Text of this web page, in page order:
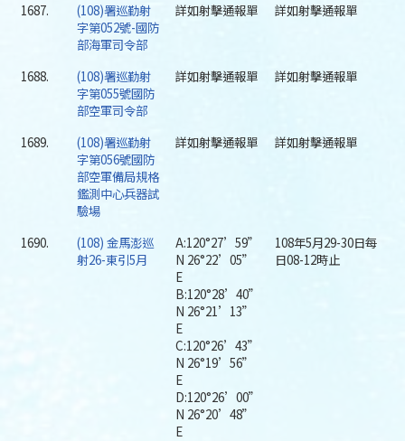
1687.
(108)署巡勤射
字第052號-國防
部海軍司令部
詳如射擊通報單 詳如射擊通報單
1688.
(108)署巡勤射
字第055號國防
部空軍司令部
詳如射擊通報單 詳如射擊通報單
1689.
(108)署巡勤射
字第056號國防
部空軍備局規格
鑑測中心兵器試
驗場
詳如射擊通報單 詳如射擊通報單
1690.
(108) 金馬澎巡
射26-東引5月
A:120°27’59”
N 26°22’05”
E
B:120°28’40”
N 26°21’13”
E
C:120°26’43”
N 26°19’56”
E
D:120°26’00”
N 26°20’48”
E
108年5月29-30日每
日08-12時止